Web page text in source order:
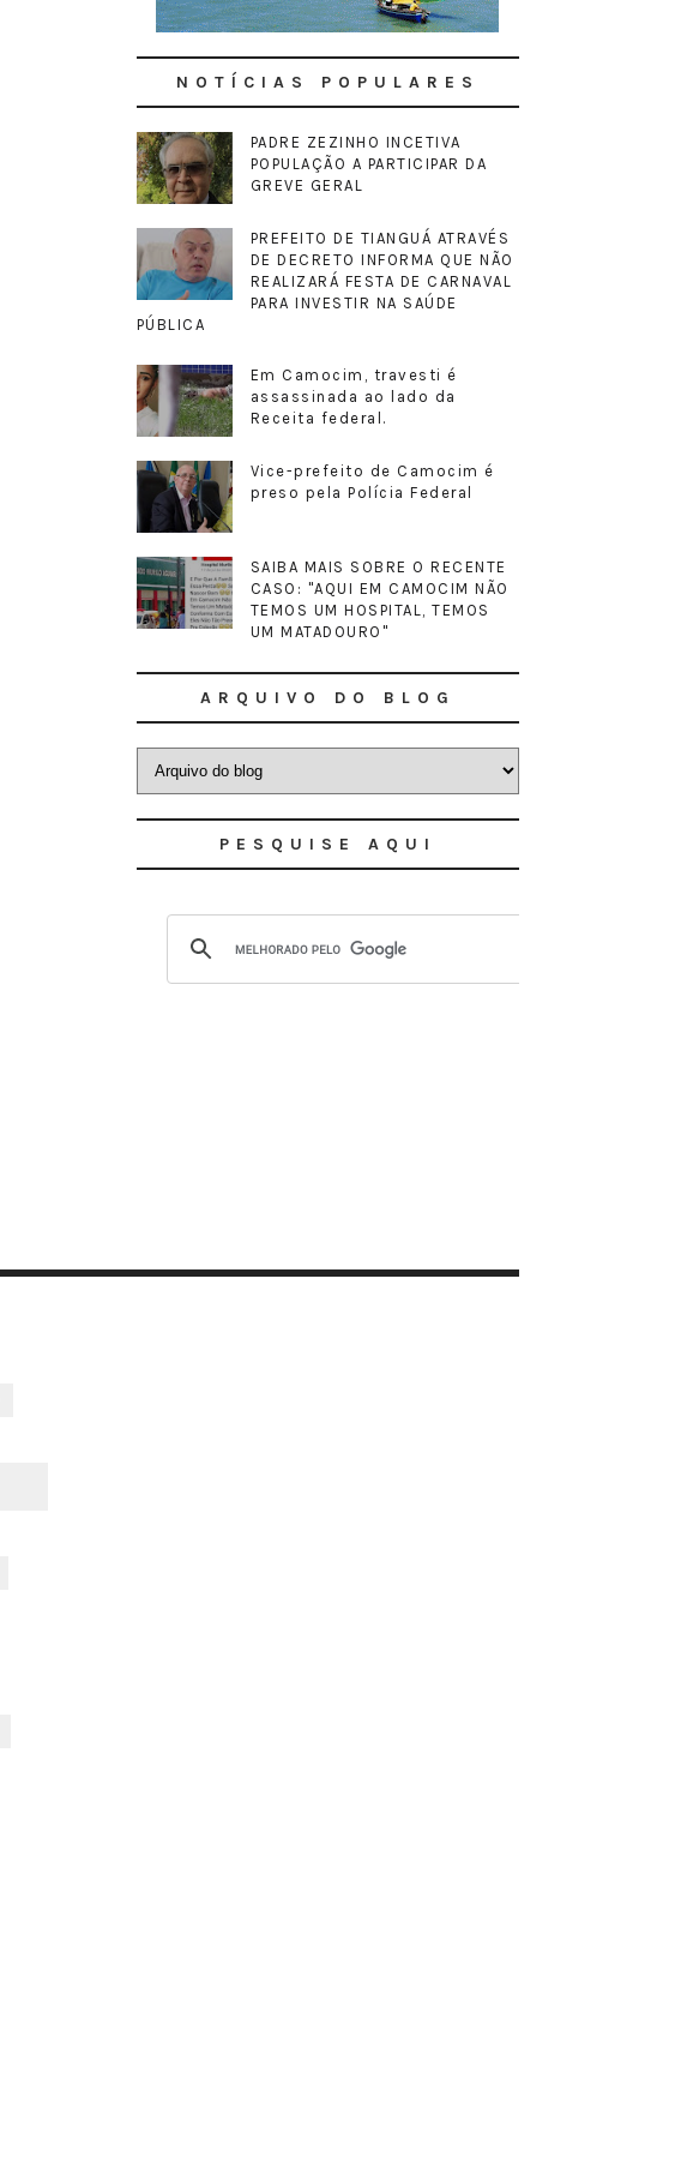
NOTÍCIAS POPULARES
PADRE ZEZINHO INCETIVA
POPULAÇÃO A PARTICIPAR DA
GREVE GERAL
PREFEITO DE TIANGUÁ ATRAVÉS
DE DECRETO INFORMA QUE NÃO
REALIZARÁ FESTA DE CARNAVAL
PARA INVESTIR NA SAÚDE
PÚBLICA
Em Camocim, travesti é
assassinada ao lado da
Receita federal.
Vice-prefeito de Camocim é
preso pela Polícia Federal
SAIBA MAIS SOBRE O RECENTE
CASO: "AQUI EM CAMOCIM NÃO
TEMOS UM HOSPITAL, TEMOS
UM MATADOURO"
ARQUIVO DO BLOG
PESQUISE AQUI